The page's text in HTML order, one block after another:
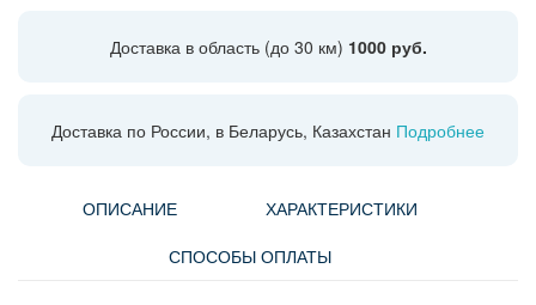
Доставка в область (до 30 км) 1000 руб.
Доставка по России, в Беларусь, Казахстан Подробнее
ОПИСАНИЕ
ХАРАКТЕРИСТИКИ
СПОСОБЫ ОПЛАТЫ